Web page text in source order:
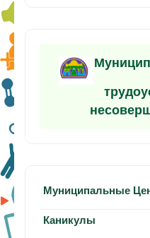
Муниципальные
Каникулы